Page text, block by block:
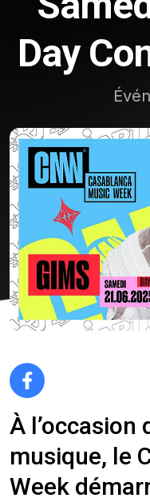
Day
À l’occasion
musique, le
Week